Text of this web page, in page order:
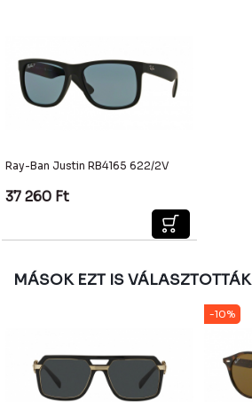
Ray-Ban Justin RB4165 622/2V
37 260 Ft
MÁSOK EZT IS VÁLASZTOTTÁK
-10%